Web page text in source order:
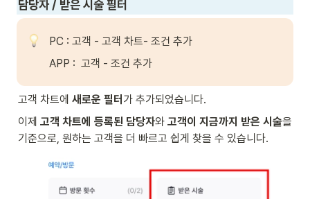
담당자 / 받은 시술 필터
PC : 고객 - 고객 차트- 조건 추가
APP :  고객 - 조건 추가
고객 차트에 새로운 필터 가 추가되었습니다.
이제 고객 차트에 등록된 담당자와 고객이 지금까지 받은 시술을
기준으로, 원하는 고객을 더 빠르고 쉽게 찾을 수 있습니다.